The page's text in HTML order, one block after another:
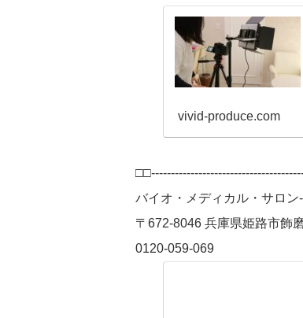
vivid-produce.com
バイオ・メディカル・サロン
〒672-8046 兵庫県姫路市飾
0120-059-069